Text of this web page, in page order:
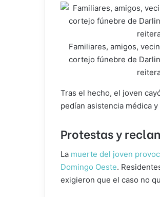
Familiares, amigos,
cortejo fúnebre de
Tras el hecho, el joven
pedían asistencia médica
Protestas y
La muerte del joven
Domingo Oeste.
exigieron que el caso no